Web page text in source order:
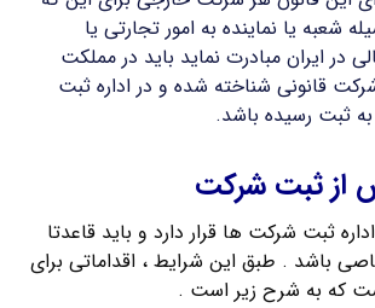
شعبه یا نماینده به امور تجارتی یا
در ایران مبادرت نماید باید در مملکت
قانونی شناخته شده و در اداره ثبت
به ثبت رسیده باشد.
از ثبت شرکت
ثبت شرکت ها قرار دارد و باید قاعدتا
باشد . طبق این شرایط ، اقداماتی برای
که به شرح زیر است .